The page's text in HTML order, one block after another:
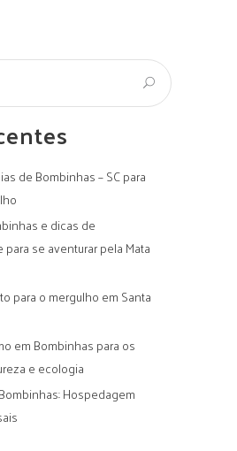
de Bombinhas – SC para
e dicas de
se aventurar pela Mata
para o mergulho em Santa
em Bombinhas para os
e ecologia
Hospedagem